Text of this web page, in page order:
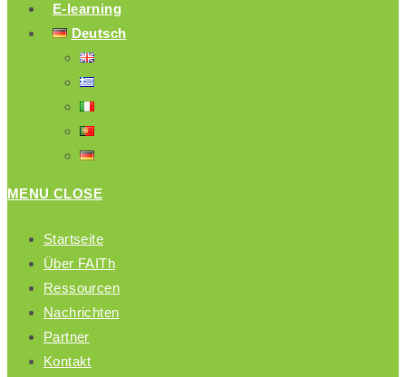
E-learning
Deutsch
MENU CLOSE
Startseite
Über FAITh
Ressourcen
Nachrichten
Partner
Kontakt